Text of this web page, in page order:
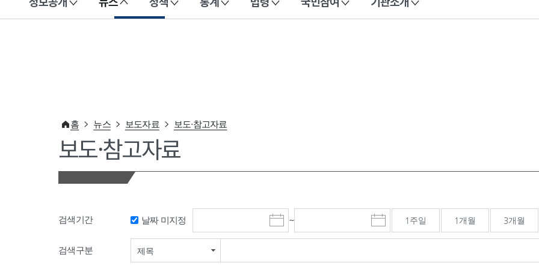
이 누리집은 대한민국 공식 전자정부 누리집입니다.
홈 뉴스 보도자료 보도·참고자료
보도·참고자료
검색기간 날짜 미지정
시
작
~
종
료
1주일 1개월 3개월
검색구분 제목